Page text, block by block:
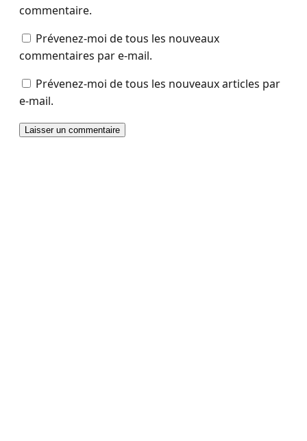
commentaire.
Prévenez-moi de tous les nouveaux
commentaires par e-mail.
Prévenez-moi de tous les nouveaux articles par
e-mail.